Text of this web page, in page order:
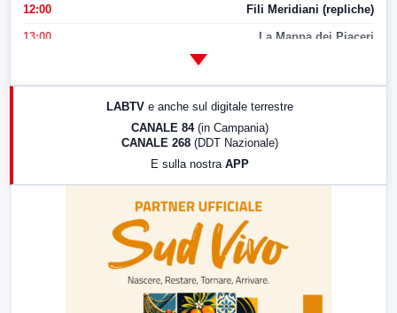
12:00 Fili Meridiani (repliche)
13:00 La Mappa dei Piaceri
LABTV e anche sul digitale terrestre
CANALE 84 (in Campania)
CANALE 268 (DDT Nazionale)
E sulla nostra APP